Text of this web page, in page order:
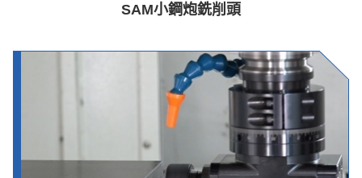
SAM小鋼炮銑削頭